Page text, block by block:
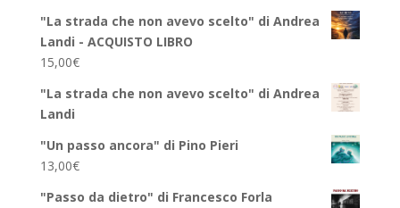
"La strada che non avevo scelto" di Andrea
Landi - ACQUISTO LIBRO
15,00€
"La strada che non avevo scelto" di Andrea
Landi
"Un passo ancora" di Pino Pieri
13,00€
"Passo da dietro" di Francesco Forla